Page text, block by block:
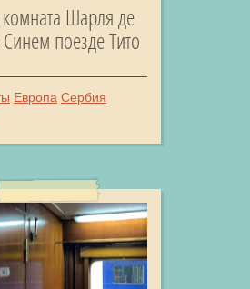
Шарля де
поезде Тито
Европа Сербия